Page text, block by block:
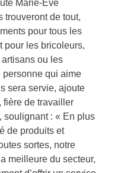
Marie-Ève
trouveront de tout,
pour tous les
pour les bricoleurs,
ou les
qui aime
sera servie, ajoute
de travailler
soulignant : « En plus
de produits et
sortes, notre
meilleure du secteur,